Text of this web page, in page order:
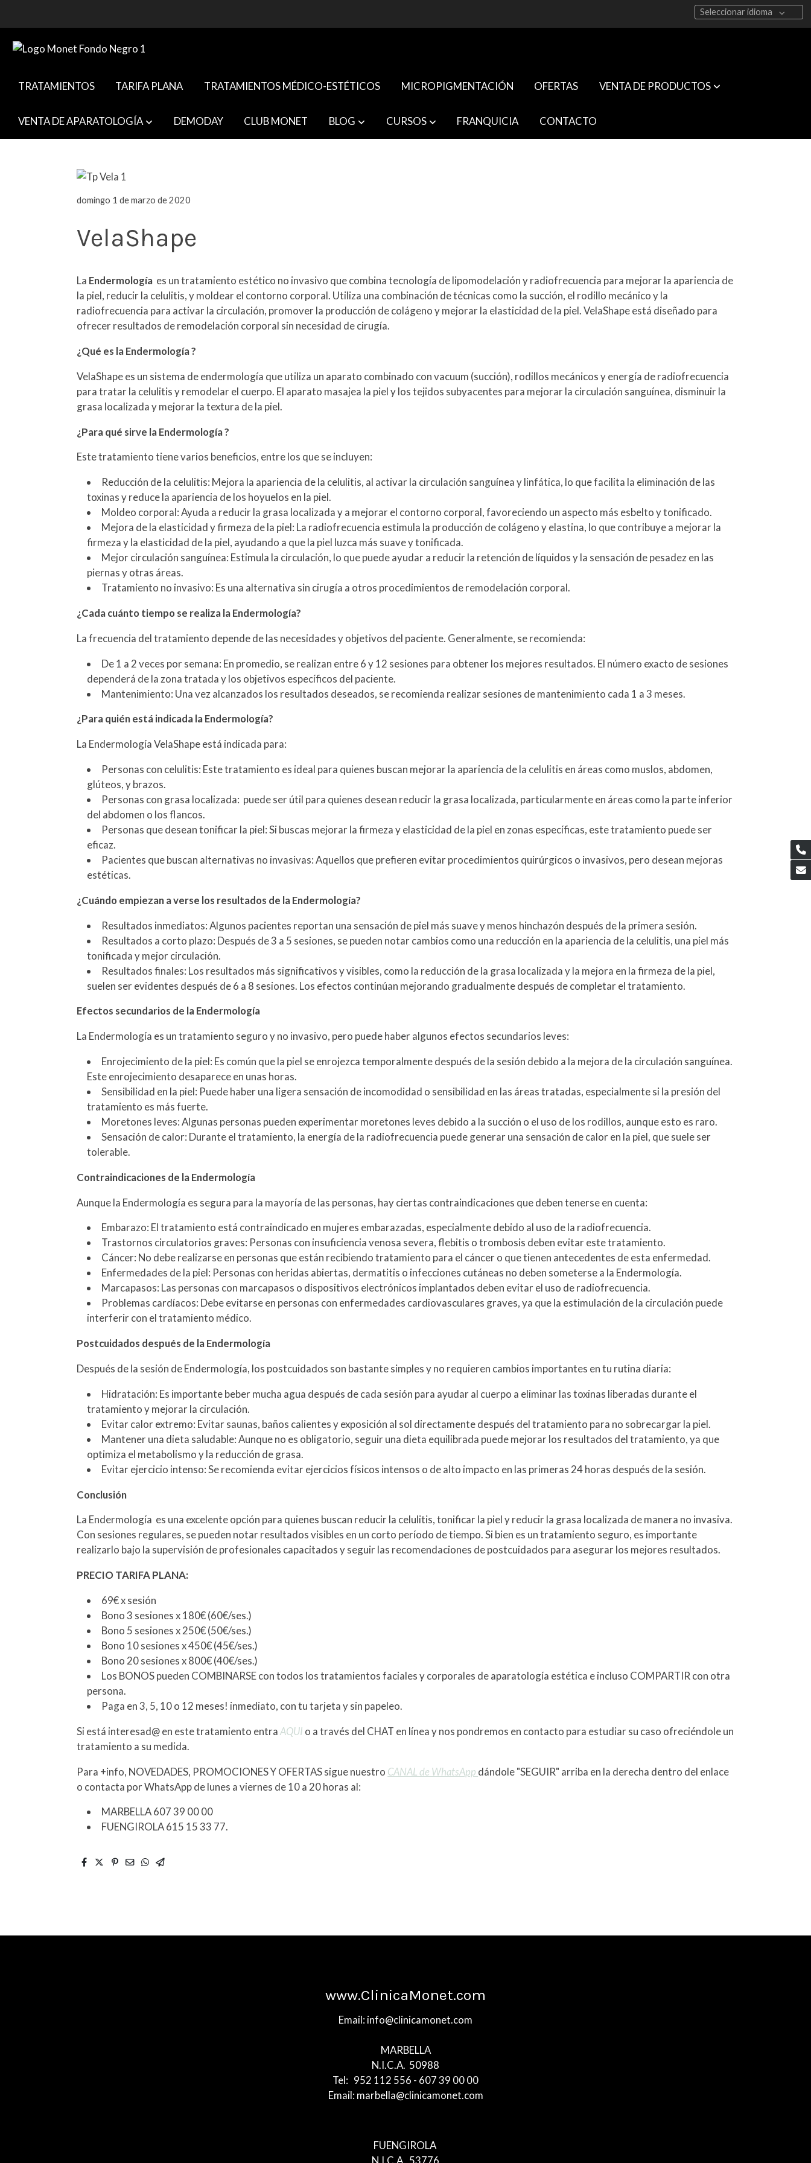
Seleccionar idioma
TRATAMIENTOS TARIFA PLANA TRATAMIENTOS MÉDICO-ESTÉTICOS MICROPIGMENTACIÓN OFERTAS VENTA DE PRODUCTOS
VENTA DE APARATOLOGÍA DEMODAY CLUB MONET BLOG CURSOS FRANQUICIA CONTACTO
domingo 1 de marzo de 2020
VelaShape
La Endermología es un tratamiento estético no invasivo que combina tecnología de lipomodelación y radiofrecuencia para mejorar la apariencia de
la piel, reducir la celulitis, y moldear el contorno corporal. Utiliza una combinación de técnicas como la succión, el rodillo mecánico y la
radiofrecuencia para activar la circulación, promover la producción de colágeno y mejorar la elasticidad de la piel. VelaShape está diseñado para
ofrecer resultados de remodelación corporal sin necesidad de cirugía.
¿Qué es la Endermología ?
VelaShape es un sistema de endermología que utiliza un aparato combinado con vacuum (succión), rodillos mecánicos y energía de radiofrecuencia
para tratar la celulitis y remodelar el cuerpo. El aparato masajea la piel y los tejidos subyacentes para mejorar la circulación sanguínea, disminuir la
grasa localizada y mejorar la textura de la piel.
¿Para qué sirve la Endermología ?
Este tratamiento tiene varios beneficios, entre los que se incluyen:
Reducción de la celulitis: Mejora la apariencia de la celulitis, al activar la circulación sanguínea y linfática, lo que facilita la eliminación de las
toxinas y reduce la apariencia de los hoyuelos en la piel.
Moldeo corporal: Ayuda a reducir la grasa localizada y a mejorar el contorno corporal, favoreciendo un aspecto más esbelto y tonificado.
Mejora de la elasticidad y firmeza de la piel: La radiofrecuencia estimula la producción de colágeno y elastina, lo que contribuye a mejorar la
firmeza y la elasticidad de la piel, ayudando a que la piel luzca más suave y tonificada.
Mejor circulación sanguínea: Estimula la circulación, lo que puede ayudar a reducir la retención de líquidos y la sensación de pesadez en las
piernas y otras áreas.
Tratamiento no invasivo: Es una alternativa sin cirugía a otros procedimientos de remodelación corporal.
¿Cada cuánto tiempo se realiza la Endermología?
La frecuencia del tratamiento depende de las necesidades y objetivos del paciente. Generalmente, se recomienda:
De 1 a 2 veces por semana: En promedio, se realizan entre 6 y 12 sesiones para obtener los mejores resultados. El número exacto de sesiones
dependerá de la zona tratada y los objetivos específicos del paciente.
Mantenimiento: Una vez alcanzados los resultados deseados, se recomienda realizar sesiones de mantenimiento cada 1 a 3 meses.
¿Para quién está indicada la Endermología?
La Endermología VelaShape está indicada para:
Personas con celulitis: Este tratamiento es ideal para quienes buscan mejorar la apariencia de la celulitis en áreas como muslos, abdomen,
glúteos, y brazos.
Personas con grasa localizada: puede ser útil para quienes desean reducir la grasa localizada, particularmente en áreas como la parte inferior
del abdomen o los flancos.
Personas que desean tonificar la piel: Si buscas mejorar la firmeza y elasticidad de la piel en zonas específicas, este tratamiento puede ser
eficaz.
Pacientes que buscan alternativas no invasivas: Aquellos que prefieren evitar procedimientos quirúrgicos o invasivos, pero desean mejoras
estéticas.
¿Cuándo empiezan a verse los resultados de la Endermología?
Resultados inmediatos: Algunos pacientes reportan una sensación de piel más suave y menos hinchazón después de la primera sesión.
Resultados a corto plazo: Después de 3 a 5 sesiones, se pueden notar cambios como una reducción en la apariencia de la celulitis, una piel más
tonificada y mejor circulación.
Resultados finales: Los resultados más significativos y visibles, como la reducción de la grasa localizada y la mejora en la firmeza de la piel,
suelen ser evidentes después de 6 a 8 sesiones. Los efectos continúan mejorando gradualmente después de completar el tratamiento.
Efectos secundarios de la Endermología
La Endermología es un tratamiento seguro y no invasivo, pero puede haber algunos efectos secundarios leves:
Enrojecimiento de la piel: Es común que la piel se enrojezca temporalmente después de la sesión debido a la mejora de la circulación sanguínea.
Este enrojecimiento desaparece en unas horas.
Sensibilidad en la piel: Puede haber una ligera sensación de incomodidad o sensibilidad en las áreas tratadas, especialmente si la presión del
tratamiento es más fuerte.
Moretones leves: Algunas personas pueden experimentar moretones leves debido a la succión o el uso de los rodillos, aunque esto es raro.
Sensación de calor: Durante el tratamiento, la energía de la radiofrecuencia puede generar una sensación de calor en la piel, que suele ser
tolerable.
Contraindicaciones de la Endermología
Aunque la Endermología es segura para la mayoría de las personas, hay ciertas contraindicaciones que deben tenerse en cuenta:
Embarazo: El tratamiento está contraindicado en mujeres embarazadas, especialmente debido al uso de la radiofrecuencia.
Trastornos circulatorios graves: Personas con insuficiencia venosa severa, flebitis o trombosis deben evitar este tratamiento.
Cáncer: No debe realizarse en personas que están recibiendo tratamiento para el cáncer o que tienen antecedentes de esta enfermedad.
Enfermedades de la piel: Personas con heridas abiertas, dermatitis o infecciones cutáneas no deben someterse a la Endermología.
Marcapasos: Las personas con marcapasos o dispositivos electrónicos implantados deben evitar el uso de radiofrecuencia.
Problemas cardíacos: Debe evitarse en personas con enfermedades cardiovasculares graves, ya que la estimulación de la circulación puede
interferir con el tratamiento médico.
Postcuidados después de la Endermología
Después de la sesión de Endermología, los postcuidados son bastante simples y no requieren cambios importantes en tu rutina diaria:
Hidratación: Es importante beber mucha agua después de cada sesión para ayudar al cuerpo a eliminar las toxinas liberadas durante el
tratamiento y mejorar la circulación.
Evitar calor extremo: Evitar saunas, baños calientes y exposición al sol directamente después del tratamiento para no sobrecargar la piel.
Mantener una dieta saludable: Aunque no es obligatorio, seguir una dieta equilibrada puede mejorar los resultados del tratamiento, ya que
optimiza el metabolismo y la reducción de grasa.
Evitar ejercicio intenso: Se recomienda evitar ejercicios físicos intensos o de alto impacto en las primeras 24 horas después de la sesión.
Conclusión
La Endermología es una excelente opción para quienes buscan reducir la celulitis, tonificar la piel y reducir la grasa localizada de manera no invasiva.
Con sesiones regulares, se pueden notar resultados visibles en un corto período de tiempo. Si bien es un tratamiento seguro, es importante
realizarlo bajo la supervisión de profesionales capacitados y seguir las recomendaciones de postcuidados para asegurar los mejores resultados.
PRECIO TARIFA PLANA:
69€ x sesión
Bono 3 sesiones x 180€ (60€/ses.)
Bono 5 sesiones x 250€ (50€/ses.)
Bono 10 sesiones x 450€ (45€/ses.)
Bono 20 sesiones x 800€ (40€/ses.)
Los BONOS pueden COMBINARSE con todos los tratamientos faciales y corporales de aparatología estética e incluso COMPARTIR con otra
persona.
Paga en 3, 5, 10 o 12 meses! inmediato, con tu tarjeta y sin papeleo.
Si está interesad@ en este tratamiento entraAQUI o a través del CHAT en línea y nos pondremos en contacto para estudiar su caso ofreciéndole un
tratamiento a su medida.
Para +info, NOVEDADES, PROMOCIONES Y OFERTAS sigue nuestro CANAL de WhatsApp dándole "SEGUIR" arriba en la derecha dentro del enlace
o contacta por WhatsApp de lunes a viernes de 10 a 20 horas al:
MARBELLA 607 39 00 00
FUENGIROLA 615 15 33 77.
www.ClinicaMonet.com
Email: info@clinicamonet.com
MARBELLA
N.I.C.A. 50988
Tel: 952 112 556 - 607 39 00 00
Email: marbella@clinicamonet.com
FUENGIROLA